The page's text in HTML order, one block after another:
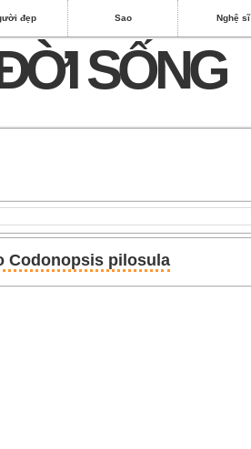
đẹp Sao Nghệ sĩ
SỐNG
Codonopsis pilosula